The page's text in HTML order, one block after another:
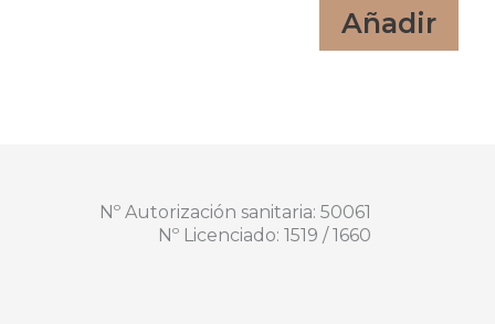
Añadir
Nº Autorización sanitaria: 50061
Nº Licenciado: 1519 / 1660